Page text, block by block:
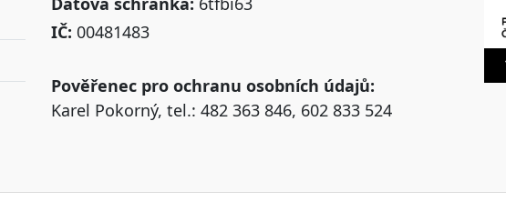
IČ: 00481483
Pověřenec pro ochranu osobních údajů:
Karel Pokorný, tel.: 482 363 846, 602 833 524